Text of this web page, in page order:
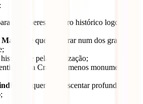
perceberes o centro histórico logo à
, se queres entrar num dos grandes
e pela localização;
uma Cracóvia menos monumental e
, se queres acrescentar profundidade